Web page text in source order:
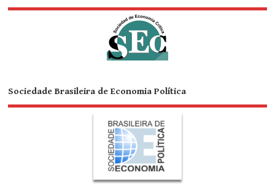
Sociedade Brasileira de Economia Política